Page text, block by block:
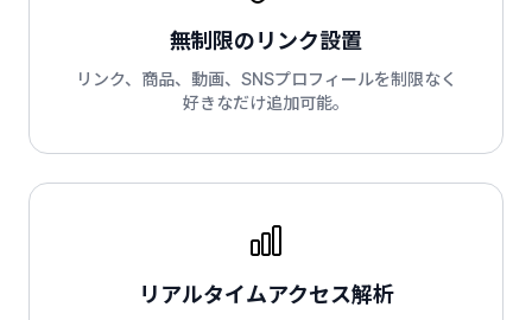
無制限のリンク設置
リンク、商品、動画、SNSプロフィールを制限なく
好きなだけ追加可能。
リアルタイムアクセス解析